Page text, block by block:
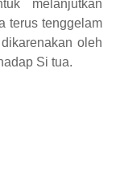
melanjutkan
terus tenggelam
oleh
Si tua.